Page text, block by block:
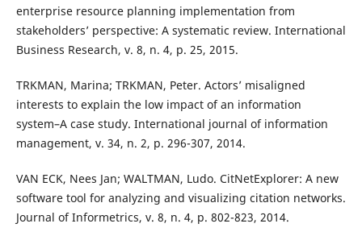
enterprise resource planning implementation from
stakeholders’ perspective: A systematic review. International
Business Research, v. 8, n. 4, p. 25, 2015.
TRKMAN, Marina; TRKMAN, Peter. Actors’ misaligned
interests to explain the low impact of an information
system–A case study. International journal of information
management, v. 34, n. 2, p. 296-307, 2014.
VAN ECK, Nees Jan; WALTMAN, Ludo. CitNetExplorer: A new
software tool for analyzing and visualizing citation networks.
Journal of Informetrics, v. 8, n. 4, p. 802-823, 2014.